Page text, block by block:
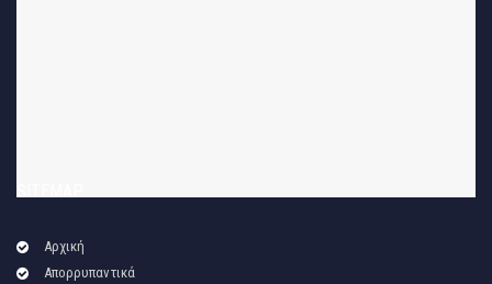
Αρχική
Απορρυπαντικά